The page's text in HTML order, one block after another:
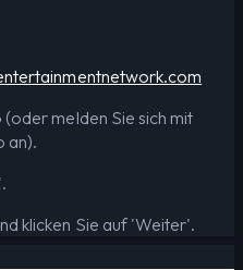
melden Sie sich mit
an).
klicken Sie auf 'Weiter'.